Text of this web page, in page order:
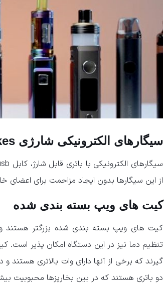
سیگارهای الکترونیکی شارژی Cigalikes
از این سیگارها بدون ایجاد مزاحمت برای اعضای
کیت های ویپ بسته بندی شده
کیت های ویپ بسته بندی شده بزرگتر هستند و
تنظیم دما نیز در این دستگاه امکان پذیر
گیرند که برخی از آنها دارای وات بالاتری هستند
دو باتری هستند که در بین بخارپزها محبوبیت